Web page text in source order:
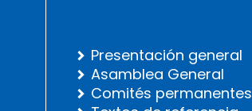
Presentación general
Asamblea General
Comités permanentes